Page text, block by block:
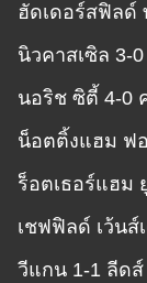
ฮัดเดอร์สฟิลด์
นิวคาสเซิล 3-
นอริช ซิตี้ 4-0
น็อตติ้งแฮม ฟ
ร็อตเธอร์แฮม
เชฟฟิลด์ เว้นส์
วีแกน 1-1 ลีดส์